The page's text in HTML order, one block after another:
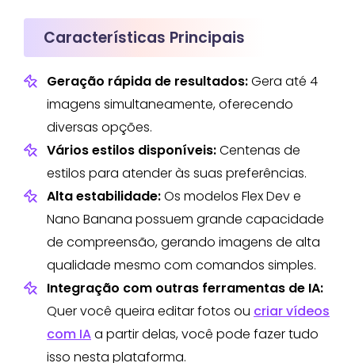
Características Principais
Geração rápida de resultados:Gera até 4
imagens simultaneamente, oferecendo
diversas opções.
Vários estilos disponíveis:Centenas de
estilos para atender às suas preferências.
Alta estabilidade:Os modelos Flex Dev e
Nano Banana possuem grande capacidade
de compreensão, gerando imagens de alta
qualidade mesmo com comandos simples.
Integração com outras ferramentas de IA:
Quer você queira editar fotos ou criar vídeos
com IAa partir delas, você pode fazer tudo
isso nesta plataforma.